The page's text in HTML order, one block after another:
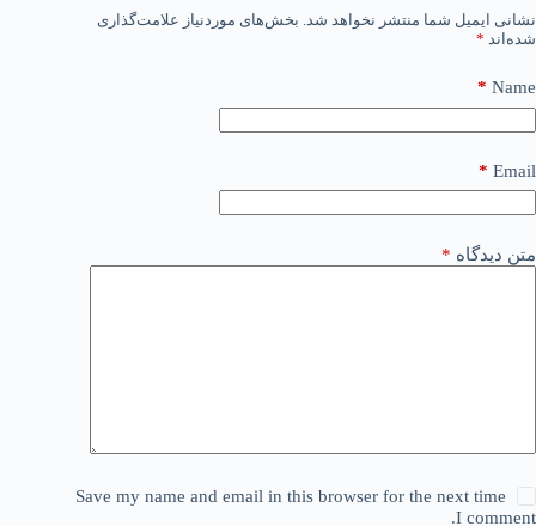
نشانی ایمیل شما منتشر نخواهد شد. بخش‌های موردنیاز علامت‌گذاری
شده‌اند *
Name
*
Email
*
متن دیدگاه *
Save my name and email in this browser for the next time
I comment.